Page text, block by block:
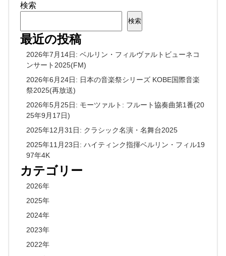
検索
検索
最近の投稿
2026年7月14日: ベルリン・フィルヴァルトビューネコ
ンサート2025(FM)
2026年6月24日: 日本の音楽祭シリーズ KOBE国際音楽
祭2025(再放送)
2026年5月25日: モーツァルト: フルート協奏曲第1番(20
25年9月17日)
2025年12月31日: クラシック名演・名舞台2025
2025年11月23日: ハイティンク指揮ベルリン・フィル19
97年4K
カテゴリー
2026年
2025年
2024年
2023年
2022年